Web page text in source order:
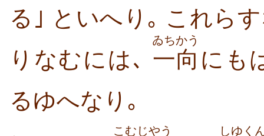
る｣ といへり｡ これら
りなむには､ 一向
ゐちかう
にも
るゆへなり｡
こむ じやう しゆく